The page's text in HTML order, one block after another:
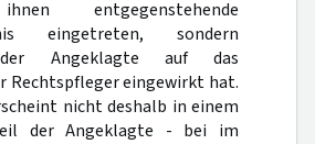
entgegenstehende
eingetreten, sondern
Angeklagte auf das
Rechtspfleger eingewirkt hat.
nicht deshalb in einem
der Angeklagte - bei im